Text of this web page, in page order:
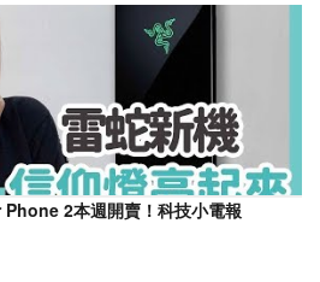
2本週開賣！科技小電報